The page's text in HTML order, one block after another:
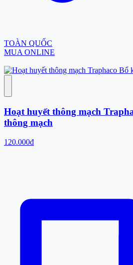
TOÀN QUỐC
MUA ONLINE
Hoạt huyết thông mạch
thông mạch
120.000đ